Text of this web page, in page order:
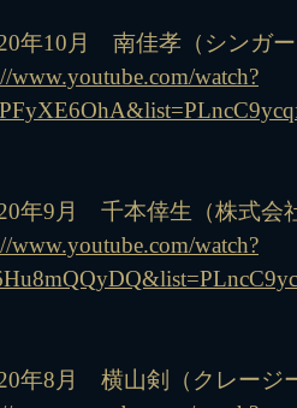
年10月　南佳孝（シンガー
www.youtube.com/watch?
年9月　千本倖生（株式会
www.youtube.com/watch?
年8月　横山剣（クレージ